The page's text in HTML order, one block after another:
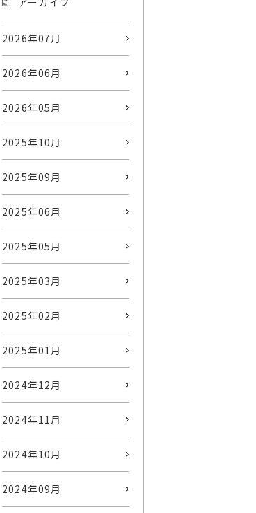
2026年07月
2026年06月
2026年05月
2025年10月
2025年09月
2025年06月
2025年05月
2025年03月
2025年02月
2025年01月
2024年12月
2024年11月
2024年10月
2024年09月